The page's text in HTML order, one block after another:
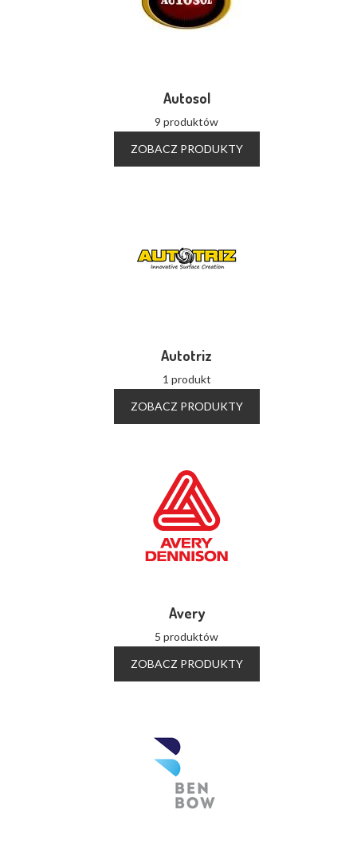
Autosol
9 produktów
ZOBACZ PRODUKTY
Autotriz
1 produkt
ZOBACZ PRODUKTY
Avery
5 produktów
ZOBACZ PRODUKTY